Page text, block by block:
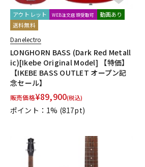
アウトレット WEB注文店頭受取可
動画あり
送料無料
Danelectro
LONGHORN BASS (Dark Red Metall
ic)[Ikebe Original Model] 【特価】
【IKEBE BASS OUTLET オープン記
念セール】
販売価格¥89,900(税込)
ポイント：1% (817pt)